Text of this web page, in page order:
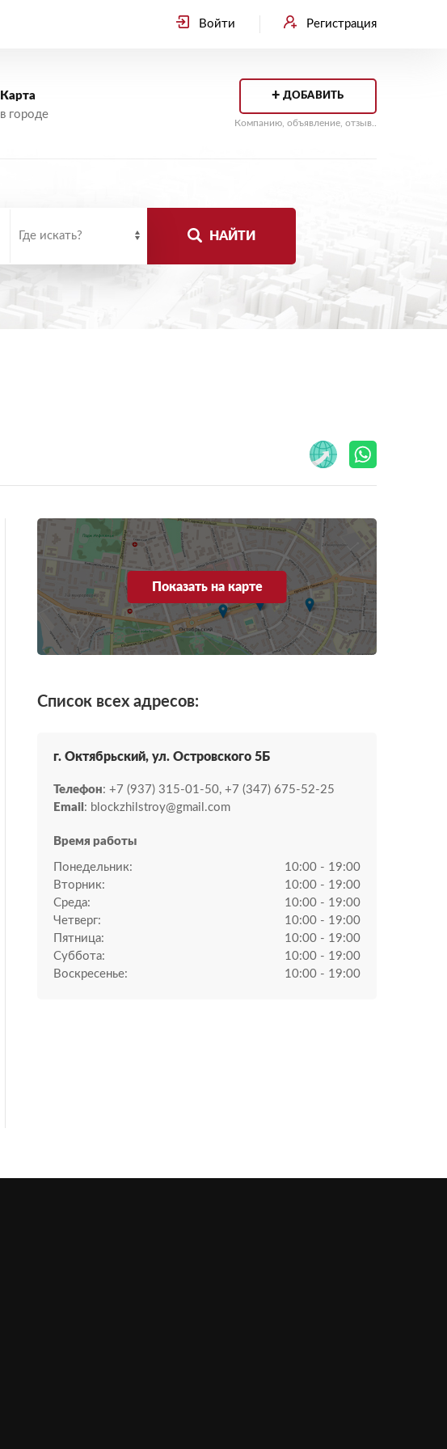
Войти Регистрация
Карта
в городе
+ ДОБАВИТЬ
Компанию, объявление, отзыв..
НАЙТИ
Показать на карте
Список всех адресов:
г. Октябрьский, ул. Островского 5Б
Телефон: +7 (937) 315-01-50, +7 (347) 675-52-25
Email : blockzhilstroy@gmail.com
Время работы
Понедельник:
10:00 - 19:00
Вторник:
10:00 - 19:00
Среда:
10:00 - 19:00
Четверг:
10:00 - 19:00
Пятница:
10:00 - 19:00
Суббота:
10:00 - 19:00
Воскресенье:
10:00 - 19:00